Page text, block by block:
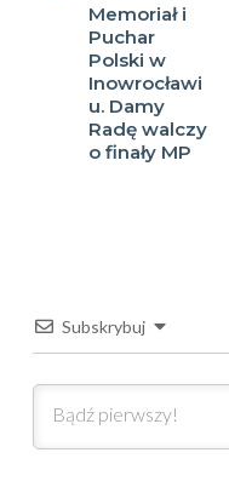
Memoriał i
Puchar
Polski w
Inowrocławi
u. Damy
Radę walczy
o finały MP
Subskrybuj